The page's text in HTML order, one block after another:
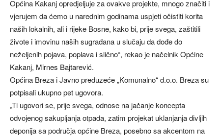
Općina Kakanj opredjeljuje za ovakve projekte, mnogo značiti i
vjerujem da ćemo u narednim godinama uspjeti očistiti korita
naših lokalnih, ali i rijeke Bosne, kako bi, prije svega, zaštitili
živote i imovinu naših sugrađana u slučaju da dođe do
neželjenih pojava, poplava i slično“, rekao je načelnik Općine
Kakanj, Mirnes Bajtarević.
Općina Breza i Javno preduzeće „Komunalno“ d.o.o. Breza su
potpisali ukupno pet ugovora.
„Ti ugovori se, prije svega, odnose na jačanje koncepta
odvojenog sakupljanja otpada, zatim projekat uklanjanja divljih
deponija sa područja općine Breza, posebno sa akcentom na